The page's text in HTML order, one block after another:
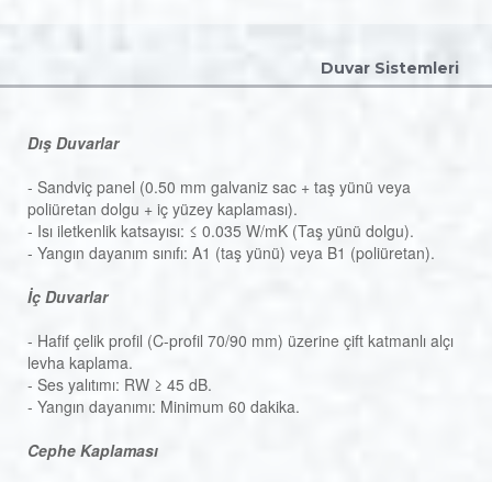
Duvar Sistemleri
Dış Duvarlar
- Sandviç panel (0.50 mm galvaniz sac + taş yünü veya
poliüretan dolgu + iç yüzey kaplaması).
- Isı iletkenlik katsayısı: ≤ 0.035 W/mK (Taş yünü dolgu).
- Yangın dayanım sınıfı: A1 (taş yünü) veya B1 (poliüretan).
İç Duvarlar
- Hafif çelik profil (C-profil 70/90 mm) üzerine çift katmanlı alçı
levha kaplama.
- Ses yalıtımı: RW ≥ 45 dB.
- Yangın dayanımı: Minimum 60 dakika.
Cephe Kaplaması